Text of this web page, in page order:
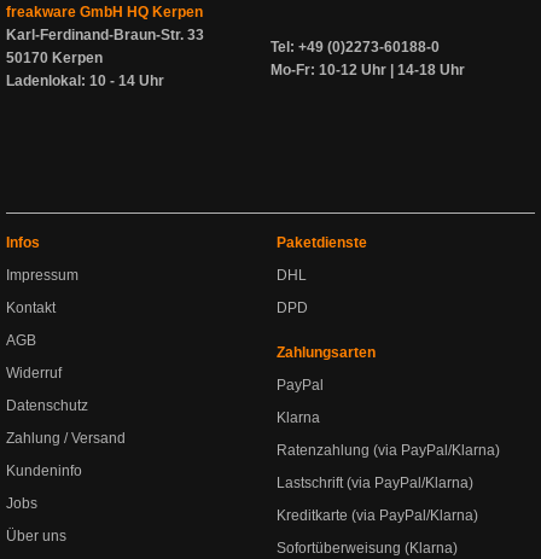
freakware GmbH HQ Kerpen
Karl-Ferdinand-Braun-Str. 33
50170 Kerpen
Ladenlokal: 10 - 14 Uhr
Tel: +49 (0)2273-60188-0
Mo-Fr: 10-12 Uhr | 14-18 Uhr
Infos
Impressum
Kontakt
AGB
Widerruf
Datenschutz
Zahlung / Versand
Kundeninfo
Jobs
Über uns
Paketdienste
DHL
DPD
Zahlungsarten
PayPal
Klarna
Ratenzahlung (via PayPal/Klarna)
Lastschrift (via PayPal/Klarna)
Kreditkarte (via PayPal/Klarna)
Sofortüberweisung (Klarna)